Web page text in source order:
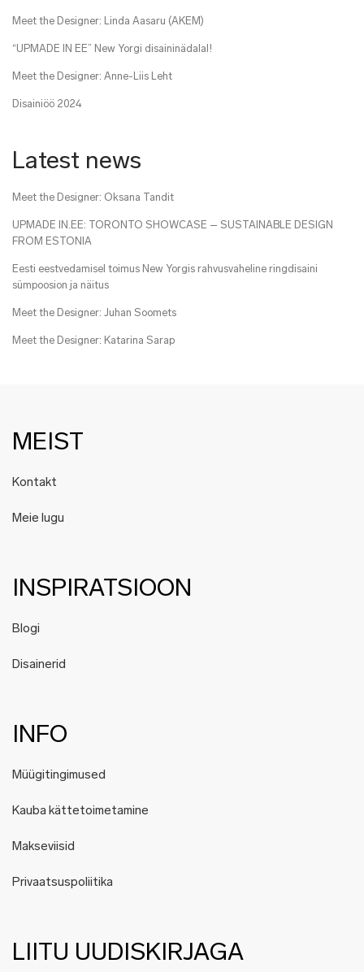
Meet the Designer: Linda Aasaru (AKEM)
“UPMADE IN EE” New Yorgi disaininädalal!
Meet the Designer: Anne-Liis Leht
Disainiöö 2024
Latest news
Meet the Designer: Oksana Tandit
UPMADE IN.EE: TORONTO SHOWCASE – SUSTAINABLE DESIGN
FROM ESTONIA
Eesti eestvedamisel toimus New Yorgis rahvusvaheline ringdisaini
sümpoosion ja näitus
Meet the Designer: Juhan Soomets
Meet the Designer: Katarina Sarap
MEIST
Kontakt
Meie lugu
INSPIRATSIOON
Blogi
Disainerid
INFO
Müügitingimused
Kauba kättetoimetamine
Makseviisid
Privaatsuspoliitika
LIITU UUDISKIRJAGA